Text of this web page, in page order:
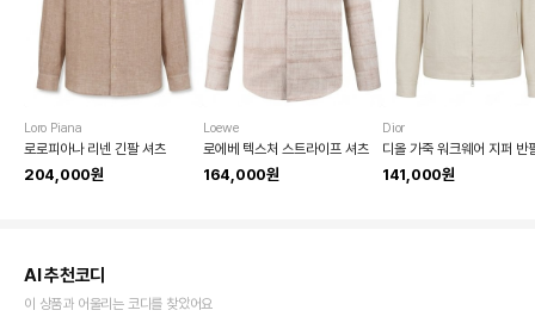
Loro Piana
로로피아나 리넨 긴팔 셔츠
204,000원
Loewe
로에베 텍스처 스트라이프 셔츠
164,000원
Dior
141,000원
AI 추천코디
이 상품과 어울리는 코디를 찾았어요